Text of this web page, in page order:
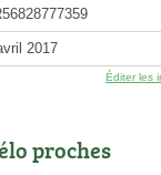
2017
Éditer les
proches